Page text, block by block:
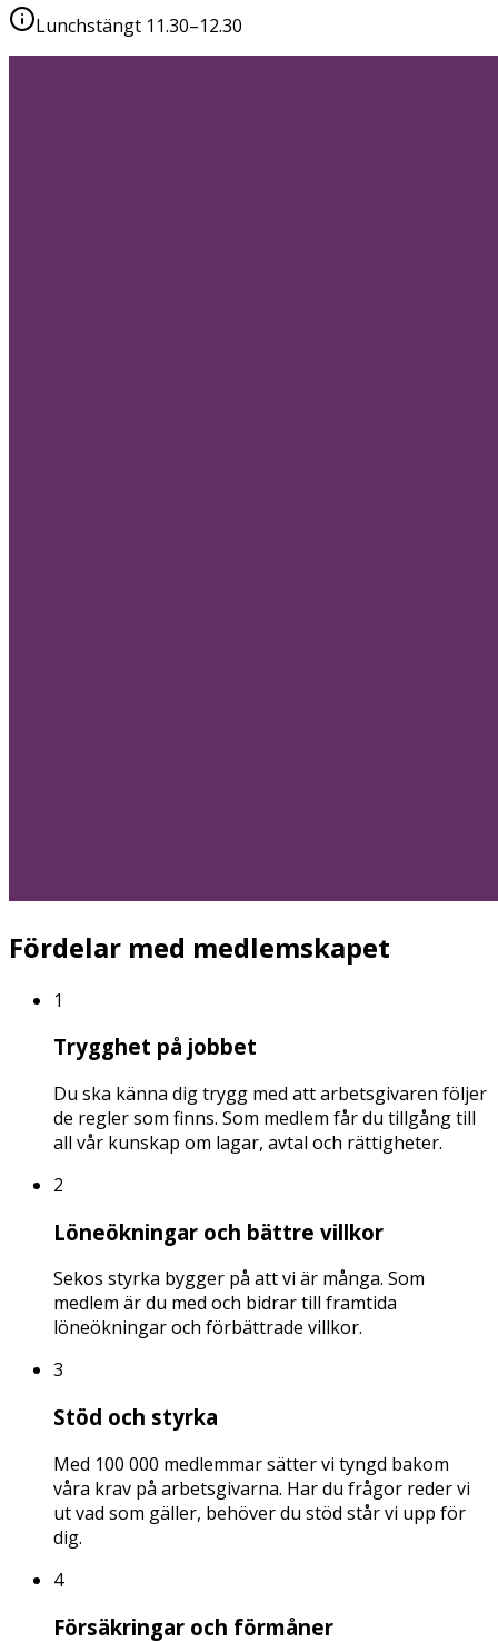
Lunchstängt 11.30–12.30
Fördelar med medlemskapet
1
Trygghet på jobbet
Du ska känna dig trygg med att arbetsgivaren följer
de regler som finns. Som medlem får du tillgång till
all vår kunskap om lagar, avtal och rättigheter.
2
Löneökningar och bättre villkor
Sekos styrka bygger på att vi är många. Som
medlem är du med och bidrar till framtida
löneökningar och förbättrade villkor.
3
Stöd och styrka
Med 100 000 medlemmar sätter vi tyngd bakom
våra krav på arbetsgivarna. Har du frågor reder vi
ut vad som gäller, behöver du stöd står vi upp för
dig.
4
Försäkringar och förmåner